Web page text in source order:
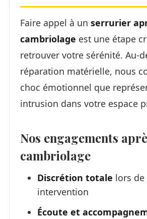
Faire appel à un serrurier
cambriolage est une étape
retrouver votre sérénité. Au-
réparation matérielle, nous
choc émotionnel que
intrusion dans votre espace
Nos engagements
cambriolage
Discrétion totale lors
intervention
Écoute et